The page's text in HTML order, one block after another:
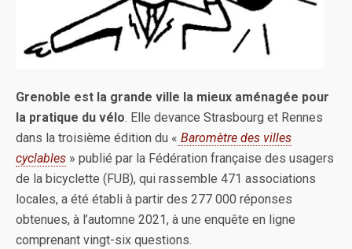
Grenoble est la grande ville la mieux aménagée pour
la pratique du vélo. Elle devance Strasbourg et Rennes
dans la troisième édition du « Baromètre des villes
cyclables » publié par la Fédération française des usagers
de la bicyclette (FUB), qui rassemble 471 associations
locales, a été établi à partir des 277 000 réponses
obtenues, à l’automne 2021, à une enquête en ligne
comprenant vingt-six questions.